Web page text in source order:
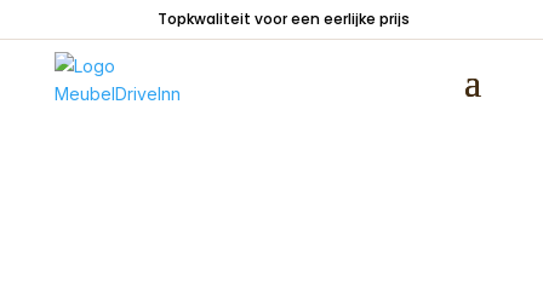
Topkwaliteit voor een eerlijke prijs
Tafels/Salontafels/ Salontafel organisch
massief eiken bruin 130cm